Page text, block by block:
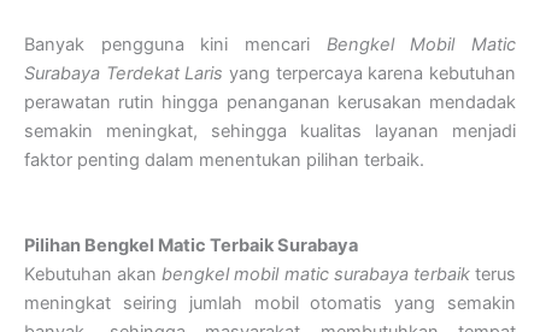
Banyak pengguna kini mencari Bengkel Mobil Matic
Surabaya Terdekat Laris yang terpercaya karena kebutuhan
perawatan rutin hingga penanganan kerusakan mendadak
semakin meningkat, sehingga kualitas layanan menjadi
faktor penting dalam menentukan pilihan terbaik.
Pilihan Bengkel Matic Terbaik Surabaya
Kebutuhan akanbengkel mobil matic surabaya terbaikterus
meningkat seiring jumlah mobil otomatis yang semakin